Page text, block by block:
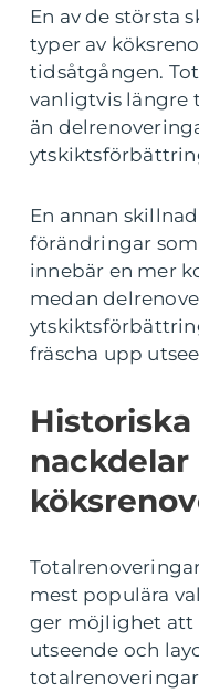
En av de största
typer av
tidsåtgången.
vanligtvis längre
än
En annan
förändringar
innebär en mer
medan
fräscha upp
mest populära
ger möjlighet att
utseende och